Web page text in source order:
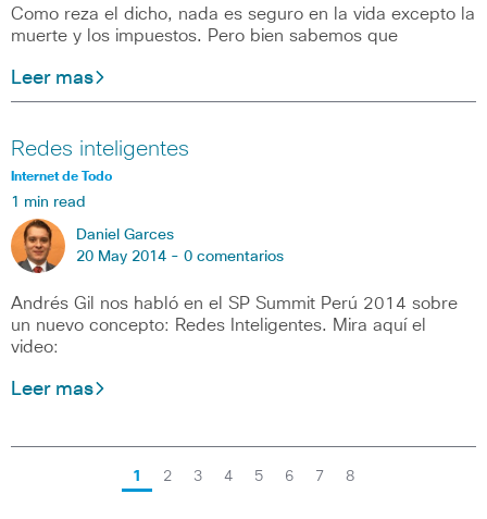
Como reza el dicho, nada es seguro en la vida excepto la
muerte y los impuestos. Pero bien sabemos que
Leer mas
Redes inteligentes
Internet de Todo
1 min read
Daniel Garces
20 May 2014 - 0 comentarios
Andrés Gil nos habló en el SP Summit Perú 2014 sobre
un nuevo concepto: Redes Inteligentes. Mira aquí el
video:
Leer mas
1 2 3 4 5 6 7 8